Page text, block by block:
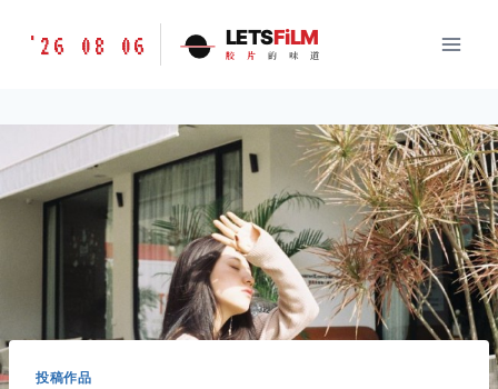
胶
味
道
LETSFILM
'26 08 06 LETSFiLM
胶 片 的 味 道
投稿作品